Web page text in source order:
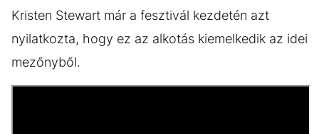
Kristen Stewart már a fesztivál kezdetén azt
nyilatkozta, hogy ez az alkotás kiemelkedik az idei
mezőnyből.